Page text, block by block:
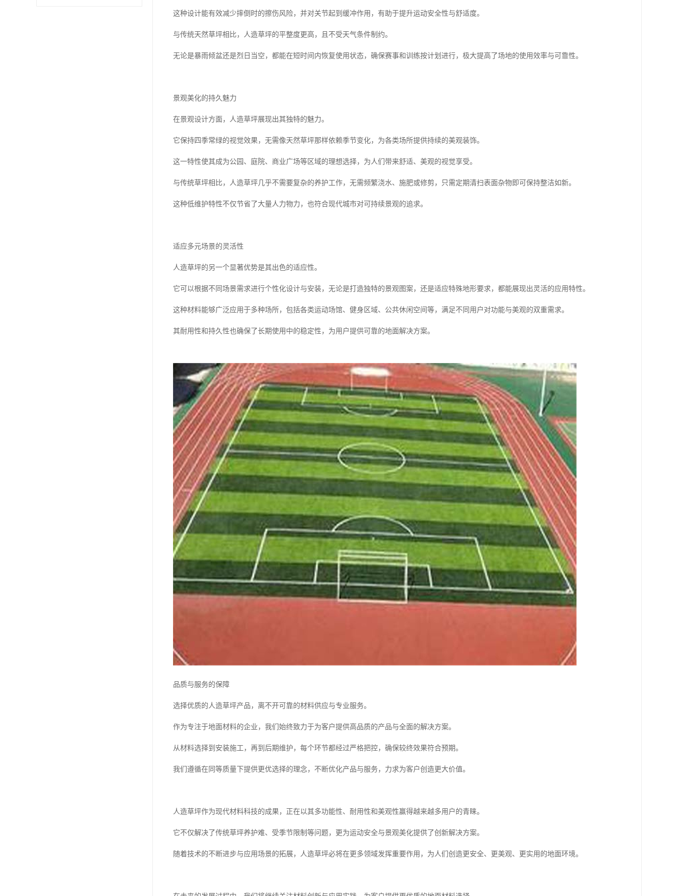
这种设计能有效减少摔倒时的擦伤风险，并对关节起到缓冲作用，有助于提升运动安全性与舒适度。
与传统天然草坪相比，人造草坪的平整度更高，且不受天气条件制约。
无论是暴雨倾盆还是烈日当空，都能在短时间内恢复使用状态，确保赛事和训练按计划进行，极大提高了场地的使用效率与可靠性。
景观美化的持久魅力
在景观设计方面，人造草坪展现出其独特的魅力。
它保持四季常绿的视觉效果，无需像天然草坪那样依赖季节变化，为各类场所提供持续的美观装饰。
这一特性使其成为公园、庭院、商业广场等区域的理想选择，为人们带来舒适、美观的视觉享受。
与传统草坪相比，人造草坪几乎不需要复杂的养护工作，无需频繁浇水、施肥或修剪，只需定期清扫表面杂物即可保持整洁如新。
这种低维护特性不仅节省了大量人力物力，也符合现代城市对可持续景观的追求。
适应多元场景的灵活性
人造草坪的另一个显著优势是其出色的适应性。
它可以根据不同场景需求进行个性化设计与安装，无论是打造独特的景观图案，还是适应特殊地形要求，都能展现出灵活的应用特性。
这种材料能够广泛应用于多种场所，包括各类运动场馆、健身区域、公共休闲空间等，满足不同用户对功能与美观的双重需求。
其耐用性和持久性也确保了长期使用中的稳定性，为用户提供可靠的地面解决方案。
品质与服务的保障
选择优质的人造草坪产品，离不开可靠的材料供应与专业服务。
作为专注于地面材料的企业，我们始终致力于为客户提供高品质的产品与全面的解决方案。
从材料选择到安装施工，再到后期维护，每个环节都经过严格把控，确保较终效果符合预期。
我们遵循在同等质量下提供更优选择的理念，不断优化产品与服务，力求为客户创造更大价值。
人造草坪作为现代材料科技的成果，正在以其多功能性、耐用性和美观性赢得越来越多用户的青睐。
它不仅解决了传统草坪养护难、受季节限制等问题，更为运动安全与景观美化提供了创新解决方案。
随着技术的不断进步与应用场景的拓展，人造草坪必将在更多领域发挥重要作用，为人们创造更安全、更美观、更实用的地面环境。